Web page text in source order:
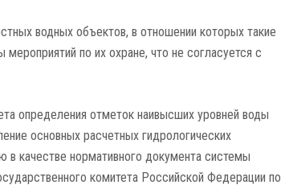
водных объектов, в отношении которых такие
по их охране, что не согласуется с
определения отметок наивысших уровней воды
основных расчетных гидрологических
в качестве нормативного документа системы
комитета Российской Федерации по